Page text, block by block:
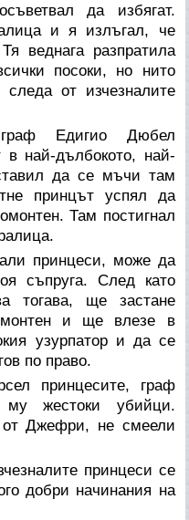
да избягат.
и я излъгал, че
веднага разпратила
посоки, но нито
от изчезналите
граф Едигио Дюбел
най-дълбокото, най-
да се мъчи там
принцът успял да
Там постигнал
принцеси, може да
съпруга. След като
тогава, ще застане
и ще влезе в
узурпатор и да се
по право.
принцесите, граф
жестоки убийци.
от Джефри, не смеели
принцеси се
добри начинания на